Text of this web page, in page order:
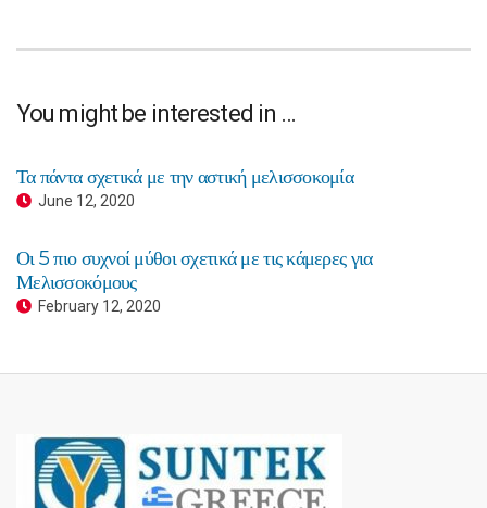
You might be interested in …
Τα πάντα σχετικά με την αστική μελισσοκομία
June 12, 2020
Οι 5 πιο συχνοί μύθοι σχετικά με τις κάμερες για
Μελισσοκόμους
February 12, 2020